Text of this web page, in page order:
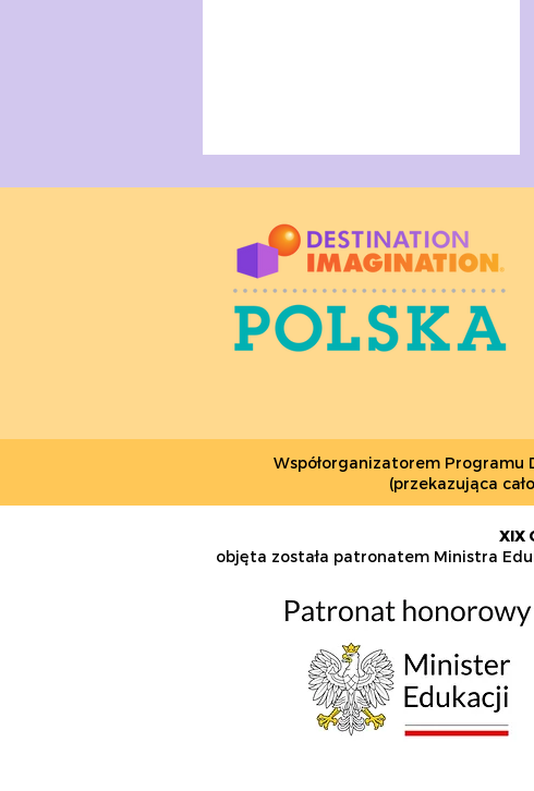
Współorganizatorem Programu
(przekazująca
XIX
objęta została patronatem Ministra